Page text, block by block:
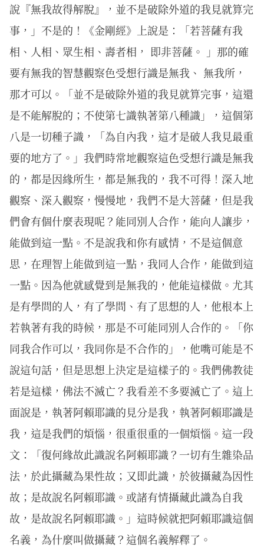
說『無我故得解脫』，並不是破除外道的我見就算完
事，」不是的！《金剛經》上說是：「若菩薩有我
相、人相、眾生相、壽者相， 即非菩薩。 」那的確
要有無我的智慧觀察色受想行識是無我、 無我所，
那才可以。「並不是破除外道的我見就算完事，這還
是不能解脫的；不使第七識執著第八種識」，這個第
八是一切種子識，「為自內我，這才是破人我見最重
要的地方了。」我們時常地觀察這色受想行識是無我
的，都是因緣所生，都是無我的，我不可得！深入地
觀察、深入觀察，慢慢地，我們不是大菩薩，但是我
們會有個什麼表現呢？能同別人合作，能向人讓步，
能做到這一點。不是說我和你有感情，不是這個意
思，在理智上能做到這一點，我同人合作，能做到這
一點。因為他就感覺到是無我的，他能這樣做。尤其
是有學問的人，有了學問、有了思想的人，他根本上
若執著有我的時候，那是不可能同別人合作的。「你
同我合作可以，我同你是不合作的」，他嘴可能是不
說這句話，但是思想上決定是這樣子的。我們佛教徒
若是這樣，佛法不滅亡？我看差不多要滅亡了。這上
面說是，執著阿賴耶識的見分是我，執著阿賴耶識是
我，這是我們的煩惱，很重很重的一個煩惱。這一段
文：「復何緣故此識說名阿賴耶識？一切有生雜染品
法，於此攝藏為果性故；又即此識，於彼攝藏為因性
故；是故說名阿賴耶識。或諸有情攝藏此識為自我
故，是故說名阿賴耶識。」這時候就把阿賴耶識這個
名義，為什麼叫做攝藏？這個名義解釋了。